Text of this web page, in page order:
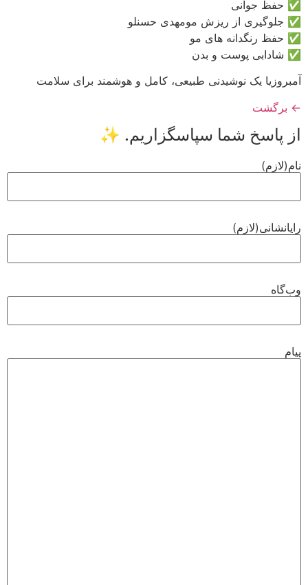
مومهدی حسنلو
مو
طبیعی، کامل و هوشمند برای سلامت
✨